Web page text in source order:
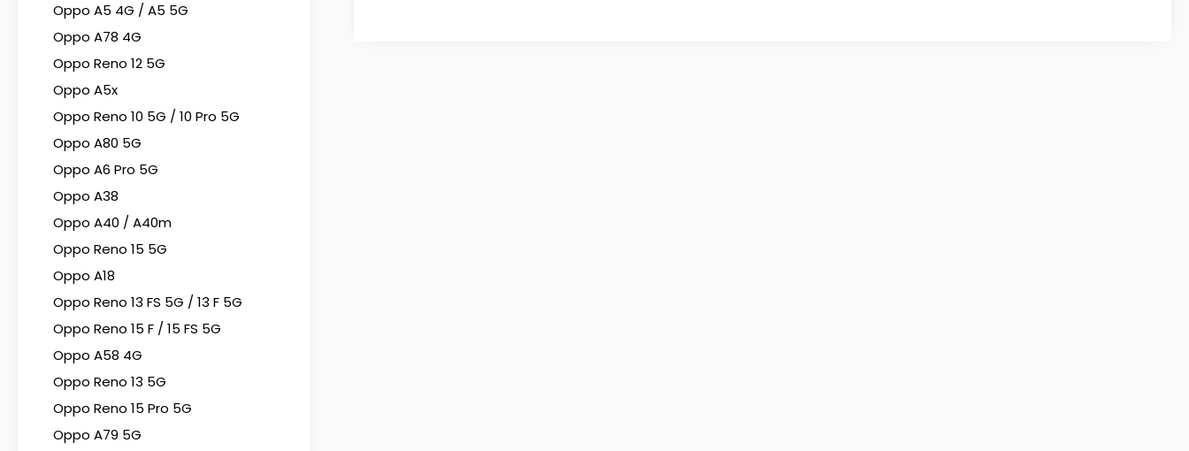
Oppo A5 4G / A5 5G
Oppo A78 4G
Oppo Reno 12 5G
Oppo A5x
Oppo Reno 10 5G / 10 Pro 5G
Oppo A80 5G
Oppo A6 Pro 5G
Oppo A38
Oppo A40 / A40m
Oppo Reno 15 5G
Oppo A18
Oppo Reno 13 FS 5G / 13 F 5G
Oppo Reno 15 F / 15 FS 5G
Oppo A58 4G
Oppo Reno 13 5G
Oppo Reno 15 Pro 5G
Oppo A79 5G